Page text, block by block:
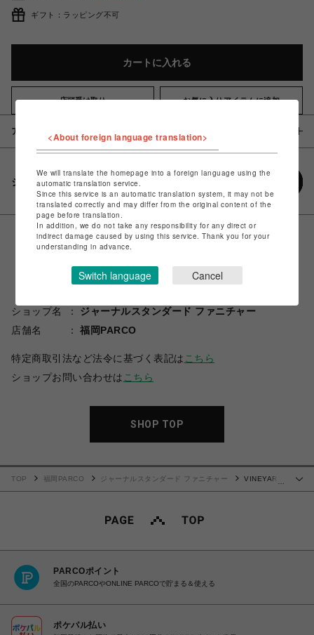
ギフト：ラッピング不可
カートに入れる
店頭受け取り お気に入りアイテムに追加
アイテム説明 / 素材
シェアする
ショップ名
ジャーナルスタンダード ファニチャー
店舗名
福岡PARCO
特定商取引法など法令に基づく表記は こちら
ショップお問い合わせは こちら
SHOP TOP
TOP 福岡PARCO ジャーナルスタンダード ファニチャー
VINEYARD
PARCOポイント
全国のPARCOやONLINE PARCOで貯まる＆使える
ポケパル払い
<About foreign language translation>
We will translate the homepage into a foreign language using the
automatic translation service.
Since this service is an automatic translation system, it may not be
translated correctly and may differ from the original content of the
page before translation.
In addition, we do not take any responsibility for any direct or
indirect damage caused by using this service. Thank you for your
understanding in advance.
Switch language Cancel